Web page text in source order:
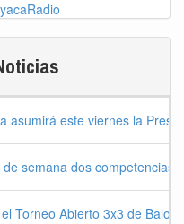
asumirá este viernes la
semana dos competencias
Torneo Abierto 3x3 de